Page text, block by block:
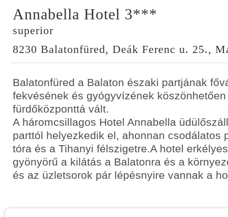
Annabella Hotel 3***
superior
8230 Balatonfüred, Deák Ferenc u. 25.,
Balatonfüred a Balaton északi partjának
fekvésének és gyógyvízének
fürdőközponttá vált.
A háromcsillagos Hotel Annabella
parttól helyezkedik el, ahonnan csodálatos
tóra és a Tihanyi félszigetre.A hotel
gyönyörű a kilátás a Balatonra és a
és az üzletsorok pár lépésnyire vannak a